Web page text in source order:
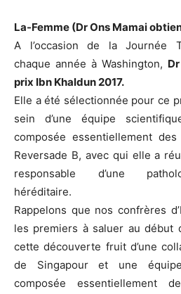
La-Femme (Dr Ons Mamai
A l’occasion de la Journée
chaque année à Washington,
prix Ibn Khaldun 2017.
Elle a été sélectionnée pour ce
sein d’une équipe
composée essentiellement
Reversade B, avec qui elle a
responsable d’une
héréditaire.
Rappelons que nos confrères
les premiers à saluer au début
cette découverte fruit d’une
de Singapour et une
composée essentiellement